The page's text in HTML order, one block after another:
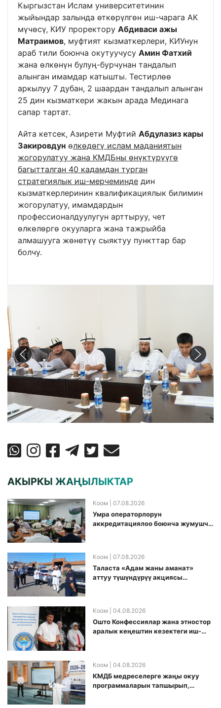
Кыргызстан Ислам университетинин
жыйындар залында өткөрүлгөн иш-чарага АК
мүчөсү, КИУ проректору Абдиваси ажы
Матраимов, муфтият кызматкерлери, КИУнун
араб тили боюнча окутуучусу Амин Фатхий
жана өлкөнүн булуң-бурчунан тандалып
алынган имамдар катышты. Тестирлөө
аркылуу 7 дубан, 2 шаардан тандалып алынган
25 дин кызматкери жакын арада Мединага
сапар тартат.
Айта кетсек, Азирети Муфтий Абдулазиз кары
Закировдун өлкөдөгү ислам маданиятын
жогорулатуу жана КМДБны өнүктүрүүгө
багытталган 40 кадамдан турган
стратегиялык иш-мерчеминде дин
кызматкерлеринин квалификациялык билимин
жогорулатуу, имамдардын
профессионалдуулугун арттыруу, чет
өлкөлөргө окууларга жана тажрыйба
алмашууга жөнөтүү сыяктуу пункттар бар
болчу.
АКЫРКЫ ЖАҢЫЛЫКТАР
Коом | 07.08.2026
Умра операторлорун
аккредитациялоо боюнча жумушчу
Коом | 07.08.2026
Таласта «Адам жаны аманат»
аттуу түшүндүрүү акциясы
Коом | 04.08.2026
Ошто Конфессиялар жана этностор
аралык кеңештин кезектеги иш-
Коом | 04.08.2026
КМДБ медреселерге жаңы окуу
программаларын тапшырып,